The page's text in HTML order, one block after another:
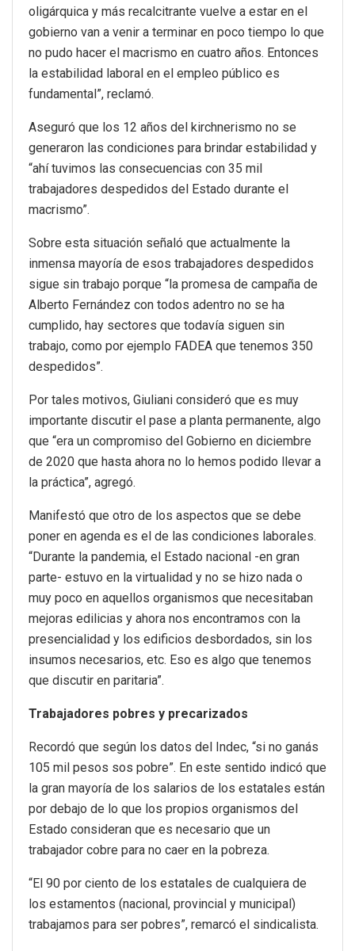
oligárquica y más recalcitrante vuelve a estar en el
gobierno van a venir a terminar en poco tiempo lo que
no pudo hacer el macrismo en cuatro años. Entonces
la estabilidad laboral en el empleo público es
fundamental”, reclamó.
Aseguró que los 12 años del kirchnerismo no se
generaron las condiciones para brindar estabilidad y
“ahí tuvimos las consecuencias con 35 mil
trabajadores despedidos del Estado durante el
macrismo”.
Sobre esta situación señaló que actualmente la
inmensa mayoría de esos trabajadores despedidos
sigue sin trabajo porque “la promesa de campaña de
Alberto Fernández con todos adentro no se ha
cumplido, hay sectores que todavía siguen sin
trabajo, como por ejemplo FADEA que tenemos 350
despedidos”.
Por tales motivos, Giuliani consideró que es muy
importante discutir el pase a planta permanente, algo
que “era un compromiso del Gobierno en diciembre
de 2020 que hasta ahora no lo hemos podido llevar a
la práctica”, agregó.
Manifestó que otro de los aspectos que se debe
poner en agenda es el de las condiciones laborales.
“Durante la pandemia, el Estado nacional -en gran
parte- estuvo en la virtualidad y no se hizo nada o
muy poco en aquellos organismos que necesitaban
mejoras edilicias y ahora nos encontramos con la
presencialidad y los edificios desbordados, sin los
insumos necesarios, etc. Eso es algo que tenemos
que discutir en paritaria”.
Trabajadores pobres y precarizados
Recordó que según los datos del Indec, “si no ganás
105 mil pesos sos pobre”. En este sentido indicó que
la gran mayoría de los salarios de los estatales están
por debajo de lo que los propios organismos del
Estado consideran que es necesario que un
trabajador cobre para no caer en la pobreza.
“El 90 por ciento de los estatales de cualquiera de
los estamentos (nacional, provincial y municipal)
trabajamos para ser pobres”, remarcó el sindicalista.